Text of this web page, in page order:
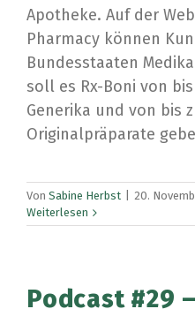
Apotheke. Auf der
Pharmacy können
Bundesstaaten
soll es Rx-Boni von
Generika und von bis
Originalpräparate
Von Sabine Herbst 20.
Weiterlesen
Podcast #29